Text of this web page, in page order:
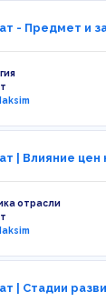
- Предмет и
| Влияние
отрасли
| Стадии